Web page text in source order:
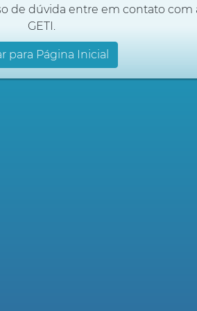
de dúvida entre em contato com
GETI.
para Página Inicial